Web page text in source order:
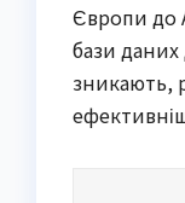
Європи до
бази
зникають,